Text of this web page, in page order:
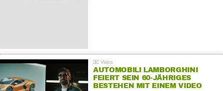
AUTOMOBILI LAMBORGHINI
FEIERT SEIN 60-JÄHRIGES
BESTEHEN MIT EINEM VIDEO